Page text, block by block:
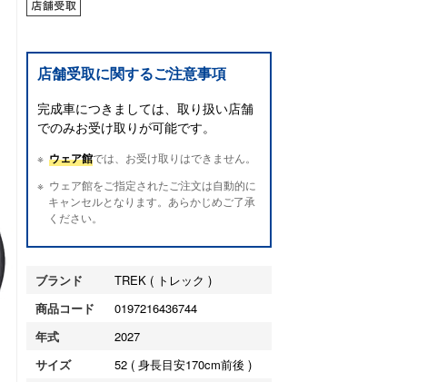
店舗受取に関するご注意事項
完成車につきましては、取り扱い店舗
でのみお受け取りが可能です。
ウェア館では、お受け取りはできません。
ウェア館をご指定されたご注文は自動的に
キャンセルとなります。あらかじめご了承
ください。
ブランド
TREK ( トレック )
商品コード
0197216436744
年式
2027
サイズ
52 ( 身長目安170cm前後 )